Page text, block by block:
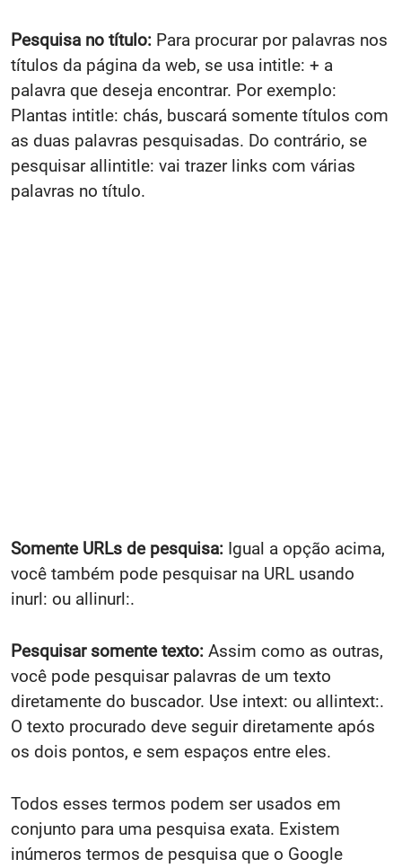
Pesquisa no título: Para procurar por palavras nos
títulos da página da web, se usa intitle: + a
palavra que deseja encontrar. Por exemplo:
Plantas intitle: chás, buscará somente títulos com
as duas palavras pesquisadas. Do contrário, se
pesquisar allintitle: vai trazer links com várias
palavras no título.
Somente URLs de pesquisa: Igual a opção acima,
você também pode pesquisar na URL usando
inurl: ou allinurl:.
Pesquisar somente texto: Assim como as outras,
você pode pesquisar palavras de um texto
diretamente do buscador. Use intext: ou allintext:.
O texto procurado deve seguir diretamente após
os dois pontos, e sem espaços entre eles.
Todos esses termos podem ser usados em
conjunto para uma pesquisa exata. Existem
inúmeros termos de pesquisa que o Google